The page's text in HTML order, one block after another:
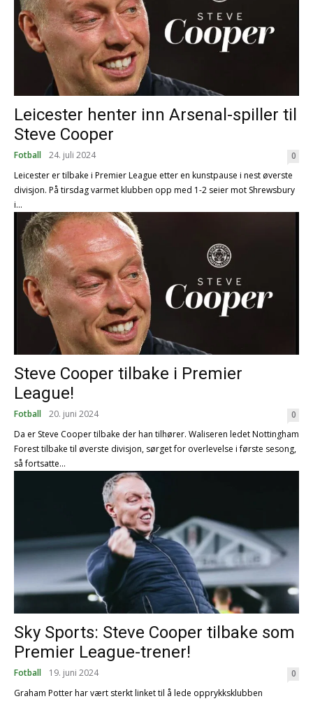
Leicester henter inn Arsenal-spiller til
Steve Cooper
Fotball 24. juli 2024
0
Leicester er tilbake i Premier League etter en kunstpause i nest øverste
divisjon. På tirsdag varmet klubben opp med 1-2 seier mot Shrewsbury
i...
Steve Cooper tilbake i Premier
League!
Fotball 20. juni 2024
0
Da er Steve Cooper tilbake der han tilhører. Waliseren ledet Nottingham
Forest tilbake til øverste divisjon, sørget for overlevelse i første sesong,
så fortsatte...
Sky Sports: Steve Cooper tilbake som
Premier League-trener!
Fotball 19. juni 2024
0
Graham Potter har vært sterkt linket til å lede opprykksklubben